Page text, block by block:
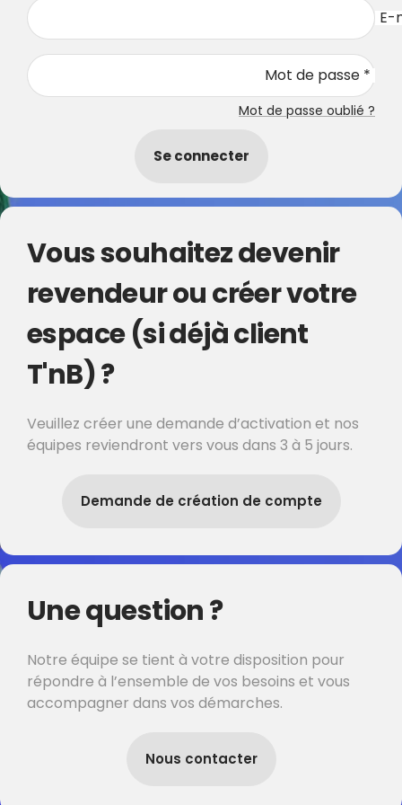
E-
Mot de passe *
Mot de passe oublié ?
Se connecter
Vous souhaitez devenir
revendeur ou créer votre
espace (si déjà client
T'nB) ?
Veuillez créer une demande d’activation et nos
équipes reviendront vers vous dans 3 à 5 jours.
Demande de création de compte
Une question ?
Notre équipe se tient à votre disposition pour
répondre à l’ensemble de vos besoins et vous
accompagner dans vos démarches.
Nous contacter